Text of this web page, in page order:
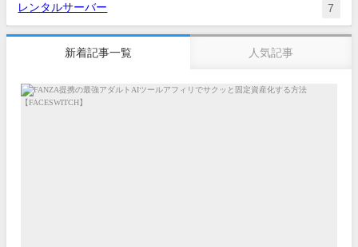
レンタルサーバー 7
新着記事一覧 人気記事